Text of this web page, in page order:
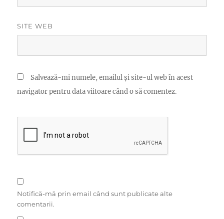
SITE WEB
Salvează-mi numele, emailul și site-ul web în acest
navigator pentru data viitoare când o să comentez.
Notifică-mă prin email când sunt publicate alte
comentarii.